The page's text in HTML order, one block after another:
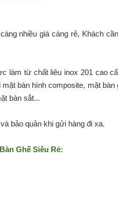
!
nhiều giá càng rẻ, Khách
làm từ chất liêu inox 201 cao
bàn hình composite, mặt bàn
bàn sắt...
bảo quản khi gửi hàng đi xa.
Ghế Siêu Rẻ: